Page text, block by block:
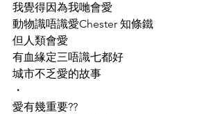
我覺得因為我哋會愛
動物識唔識愛Chester 知條鐵
但人類會愛
有血緣定三唔識七都好
城市不乏愛的故事
・
愛有幾重要??